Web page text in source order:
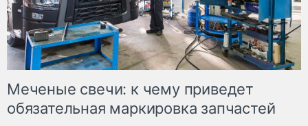
Меченые свечи: к чему приведет
обязательная маркировка запчастей